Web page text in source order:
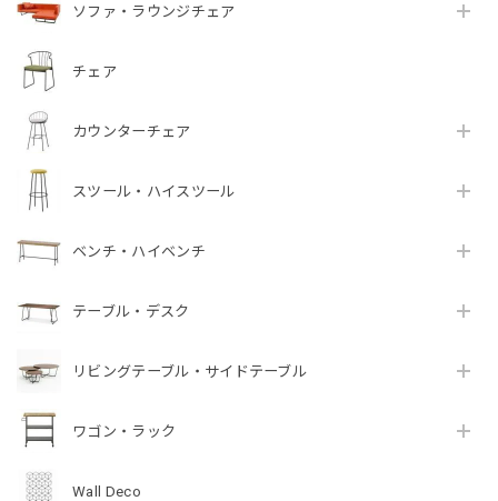
ソファ・ラウンジチェア
チェア
カウンターチェア
スツール・ハイスツール
ベンチ・ハイベンチ
テーブル・デスク
リビングテーブル・サイドテーブル
ワゴン・ラック
Wall Deco